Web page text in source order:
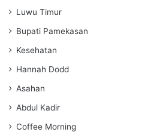
Luwu Timur
Bupati Pamekasan
Kesehatan
Hannah Dodd
Asahan
Abdul Kadir
Coffee Morning